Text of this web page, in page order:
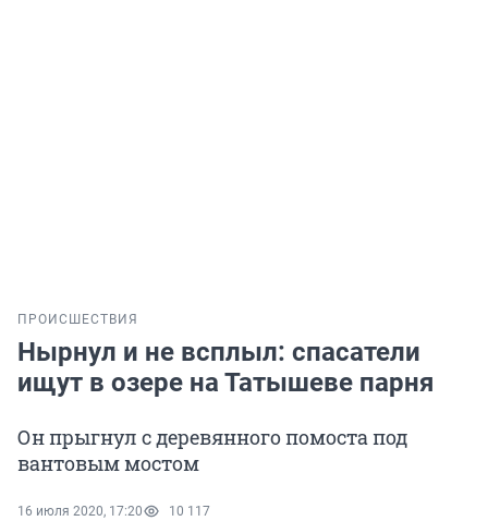
ПРОИСШЕСТВИЯ
Нырнул и не всплыл: спасатели
ищут в озере на Татышеве парня
Он прыгнул с деревянного помоста под
вантовым мостом
16 июля 2020, 17:20 10 117